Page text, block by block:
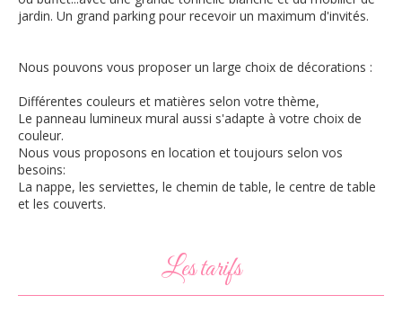
jardin. Un grand parking pour recevoir un maximum d'invités.
Nous pouvons vous proposer un large choix de décorations :
Différentes couleurs et matières selon votre thème,
Le panneau lumineux mural aussi s'adapte à votre choix de
couleur.
Nous vous proposons en location et toujours selon vos
besoins:
La nappe, les serviettes, le chemin de table, le centre de table
et les couverts.
Les tarifs